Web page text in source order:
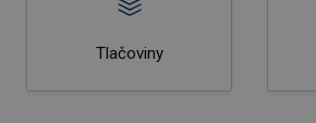
Tlačoviny